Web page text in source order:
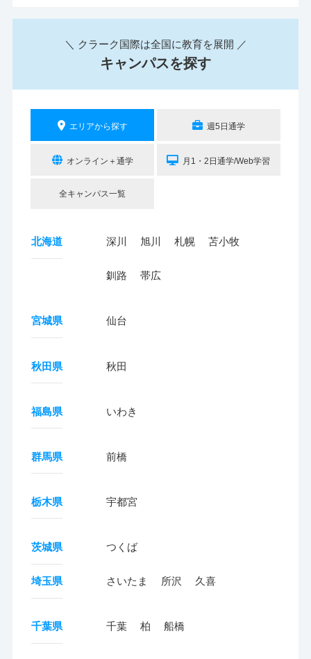
＼ クラーク国際は全国に教育を展開 ／
キャンパスを探す
エリアから探す 週5日通学
オンライン＋通学 月1・2日通学/Web学習
全キャンパス一覧
北海道 深川 旭川 札幌 苫小牧
釧路 帯広
宮城県 仙台
秋田県 秋田
福島県 いわき
群馬県 前橋
栃木県 宇都宮
茨城県 つくば
埼玉県 さいたま 所沢 久喜
千葉県 千葉 柏 船橋